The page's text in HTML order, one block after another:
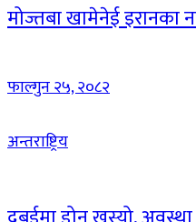
मोज्तबा खामेनेई इरानका
फाल्गुन २५, २०८२
अन्तराष्ट्रिय